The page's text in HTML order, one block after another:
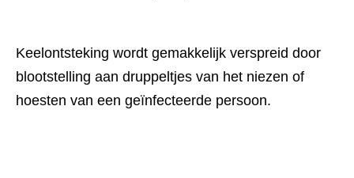
Keelontsteking wordt gemakkelijk verspreid door
blootstelling aan druppeltjes van het niezen of
hoesten van een geïnfecteerde persoon.